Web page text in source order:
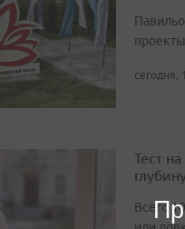
сегодня,
Тест
Всего